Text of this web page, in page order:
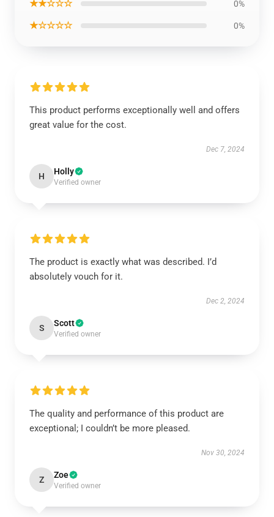
★★☆☆☆ 0%
★☆☆☆☆ 0%
This product performs exceptionally well and offers
great value for the cost.
Dec 7, 2024
H Holly
Verified owner
The product is exactly what was described. I’d
absolutely vouch for it.
Dec 2, 2024
S Scott
Verified owner
The quality and performance of this product are
exceptional; I couldn’t be more pleased.
Nov 30, 2024
Z Zoe
Verified owner